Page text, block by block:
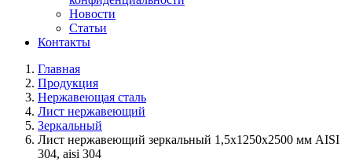
Новости
Статьи
Контакты
Главная
Продукция
Нержавеющая сталь
Лист нержавеющий
Зеркальный
Лист нержавеющий зеркальный 1,5х1250х2500 мм AISI
304, aisi 304